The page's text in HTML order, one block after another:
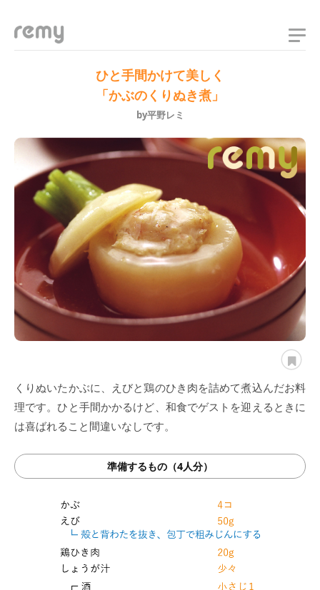
ひと手間かけて美しく
「かぶのくりぬき煮」
by平野レミ
くりぬいたかぶに、えびと鶏のひき肉を詰めて煮込んだお料
理です。ひと手間かかるけど、和食でゲストを迎えるときに
は喜ばれること間違いなしです。
準備するもの（4人分）